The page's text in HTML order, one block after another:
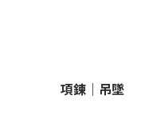
項鍊｜吊墜